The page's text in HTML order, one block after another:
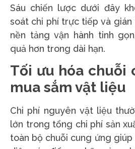
Sáu chiến lược dưới đây
soát chi phí trực tiếp và
nền tảng vận hành tinh
quả hơn trong dài hạn.
Tối ưu hóa chuỗi
mua sắm vật liệu
Chi phí nguyên vật liệu
lớn trong tổng chi phí sản
toàn bộ chuỗi cung ứng giúp